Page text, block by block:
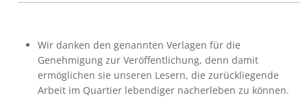
Wir danken den genannten Verlagen für die
Genehmigung zur Veröffentlichung, denn damit
ermöglichen sie unseren Lesern, die zurückliegende
Arbeit im Quartier lebendiger nacherleben zu können.